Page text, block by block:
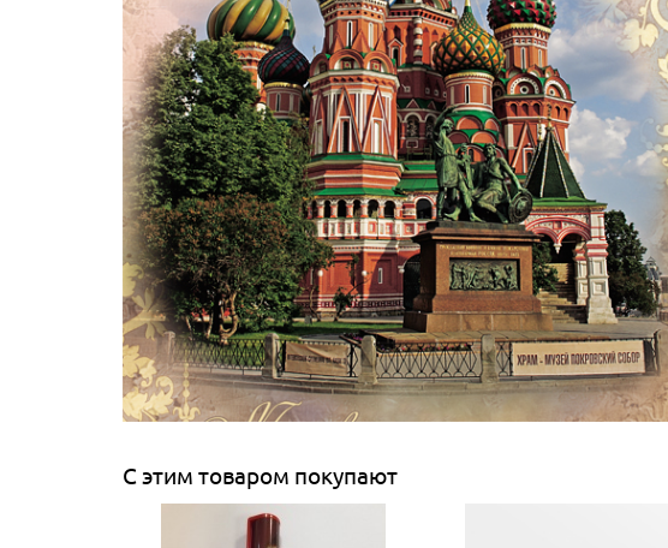
С этим товаром покупают